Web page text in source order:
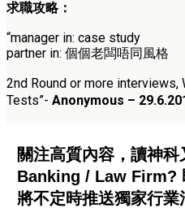
求職攻略：
“manager in: case study
partner in: 個個老闆唔同風格
2nd Round or more
Tests”- Anonymous –
關注高質內容，讀神
Banking / Law Firm?
將不定時推送獨家行業